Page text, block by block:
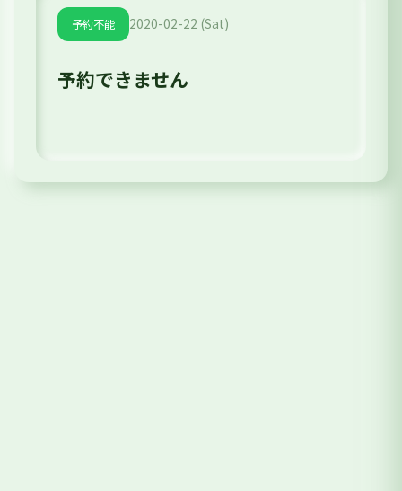
予約不能 2020-02-22 (Sat)
予約できません